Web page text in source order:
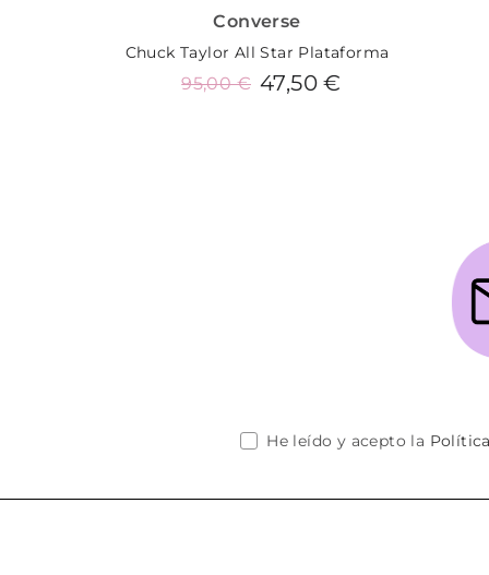
Converse
Chuck Taylor All Star Plataforma
47,50 €
95,00 €
He leído y acepto la